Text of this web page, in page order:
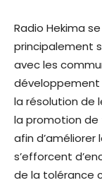
Radio Hekima
principalement
avec les
développement
la résolution de
la promotion de
afin
s’efforcent
de la tolérance